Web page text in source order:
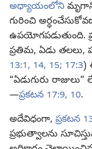
అధ్యాయంలోని
గురించి
ఉపయోగపడుతుంది.
ప్రతిమ, ఏడు తలలు,
13:1, 14, 15; 17:3)
“ఏడుగురు
—ప్రకటన 17:9, 10.
అదేవిధంగా, ప్రకటన
ప్రభుత్వాలను